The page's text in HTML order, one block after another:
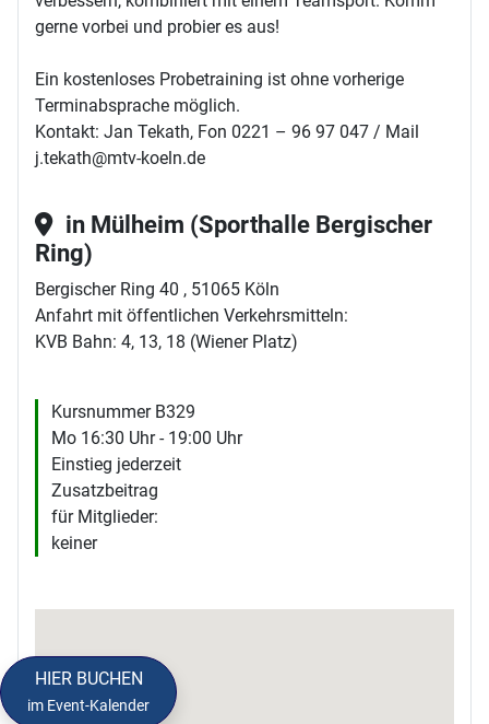
gerne vorbei und probier es aus!
Ein kostenloses Probetraining ist ohne vorherige
Terminabsprache möglich.
Kontakt: Jan Tekath, Fon 0221 – 96 97 047 / Mail
j.tekath@mtv-koeln.de
in Mülheim (Sporthalle Bergischer
Ring)
Bergischer Ring 40 , 51065 Köln
Anfahrt mit öffentlichen Verkehrsmitteln:
KVB Bahn: 4, 13, 18 (Wiener Platz)
Kursnummer B329
Mo 16:30 Uhr - 19:00 Uhr
Einstieg jederzeit
Zusatzbeitrag
für Mitglieder:
keiner
HIER BUCHEN
im Event-Kalender